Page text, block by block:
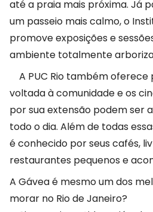
até a praia mais próxima. Já
um passeio mais calmo, o
promove exposições e
ambiente totalmente
A PUC Rio também
voltada à comunidade e os
por sua extensão podem ser
todo o dia. Além de todas
é conhecido por seus cafés,
restaurantes pequenos e
A Gávea é mesmo um dos
morar no Rio de Janeiro?